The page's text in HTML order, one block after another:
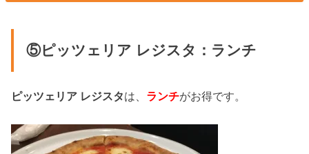
⑤ピッツェリア レジスタ：ランチ
ピッツェリア レジスタは、 ランチがお得です。